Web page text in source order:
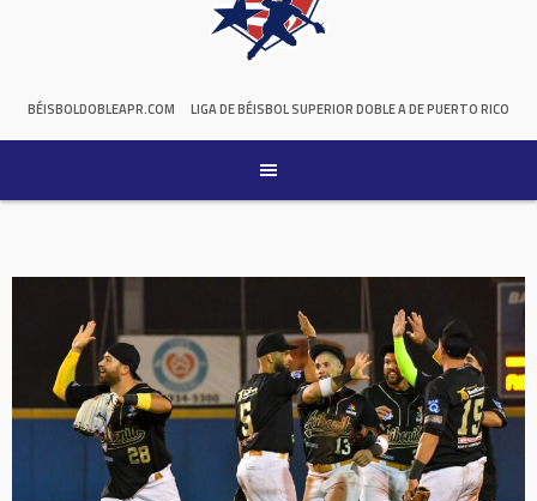
BÉISBOLDOBLEAPR.COM LIGA DE BÉISBOL SUPERIOR DOBLE A DE PUERTO RICO